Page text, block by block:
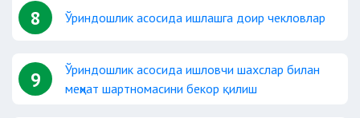
8 Ўриндошлик асосида ишлашга доир чекловлар
9
Ўриндошлик асосида ишловчи шахслар билан
меҳнат шартномасини бекор қилиш